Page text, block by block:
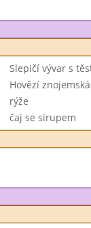
Slepičí vývar s
Hovězí znojemská
rýže
čaj se sirupem